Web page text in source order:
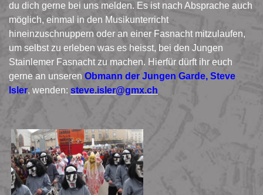
du dich gerne bei uns melden. Es ist nach Absprache auch
möglich, einmal in den Musikunterricht
hineinzuschnuppern oder an einer Fasnacht mitzulaufen,
um selbst zu erleben was es heisst, bei den Jungen
Stainlemer Fasnacht zu machen. Hierfür dürft ihr euch
gerne an unseren Obmann der Jungen Garde, Steve
Isler, wenden: steve.isler@gmx.ch